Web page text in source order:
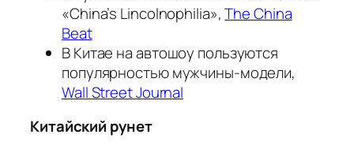
«China’s Lincolnophilia»,The China
Beat
В Китае на автошоу пользуются
популярностью мужчины-модели,
Wall Street Journal
Китайский рунет